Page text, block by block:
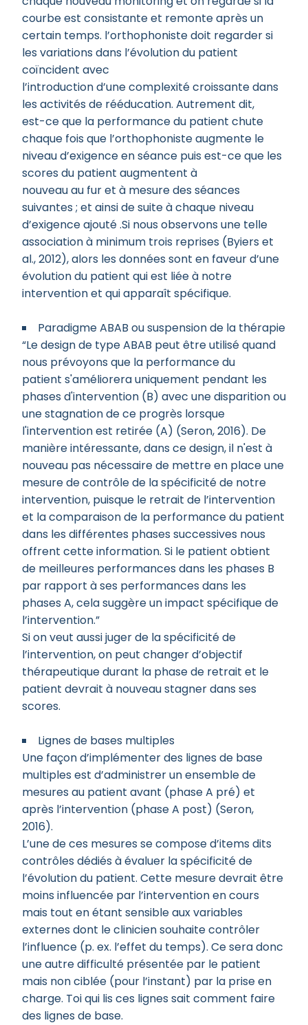
courbe est consistante et remonte après un
certain temps. l’orthophoniste doit regarder si
les variations dans l’évolution du patient
coïncident avec
l’introduction d’une complexité croissante dans
les activités de rééducation. Autrement dit,
est-ce que la performance du patient chute
chaque fois que l’orthophoniste augmente le
niveau d’exigence en séance puis est-ce que les
scores du patient augmentent à
nouveau au fur et à mesure des séances
suivantes ; et ainsi de suite à chaque niveau
d’exigence ajouté .Si nous observons une telle
association à minimum trois reprises (Byiers et
al., 2012), alors les données sont en faveur d’une
évolution du patient qui est liée à notre
intervention et qui apparaît spécifique.
Paradigme ABAB ou suspension de la thérapie
“Le design de type ABAB peut être utilisé quand
nous prévoyons que la performance du
patient s'améliorera uniquement pendant les
phases d'intervention (B) avec une disparition ou
une stagnation de ce progrès lorsque
l'intervention est retirée (A) (Seron, 2016). De
manière intéressante, dans ce design, il n'est à
nouveau pas nécessaire de mettre en place une
mesure de contrôle de la spécificité de notre
intervention, puisque le retrait de l’intervention
et la comparaison de la performance du patient
dans les différentes phases successives nous
offrent cette information. Si le patient obtient
de meilleures performances dans les phases B
par rapport à ses performances dans les
phases A, cela suggère un impact spécifique de
l’intervention.”
Si on veut aussi juger de la spécificité de
l’intervention, on peut changer d’objectif
thérapeutique durant la phase de retrait et le
patient devrait à nouveau stagner dans ses
scores.
Lignes de bases multiples
Une façon d’implémenter des lignes de base
multiples est d’administrer un ensemble de
mesures au patient avant (phase A pré) et
après l’intervention (phase A post) (Seron,
2016).
L’une de ces mesures se compose d’items dits
contrôles dédiés à évaluer la spécificité de
l’évolution du patient. Cette mesure devrait être
moins influencée par l’intervention en cours
mais tout en étant sensible aux variables
externes dont le clinicien souhaite contrôler
l’influence (p. ex. l’effet du temps). Ce sera donc
une autre difficulté présentée par le patient
mais non ciblée (pour l’instant) par la prise en
charge. Toi qui lis ces lignes sait comment faire
des lignes de base.